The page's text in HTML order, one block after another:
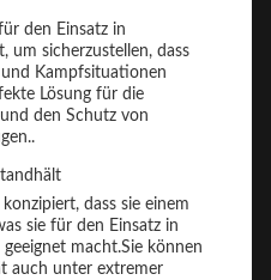
den Einsatz in
um sicherzustellen, dass
Kampfsituationen
Lösung für die
den Schutz von
dass sie einem
sie für den Einsatz in
macht.Sie können
auch unter extremer